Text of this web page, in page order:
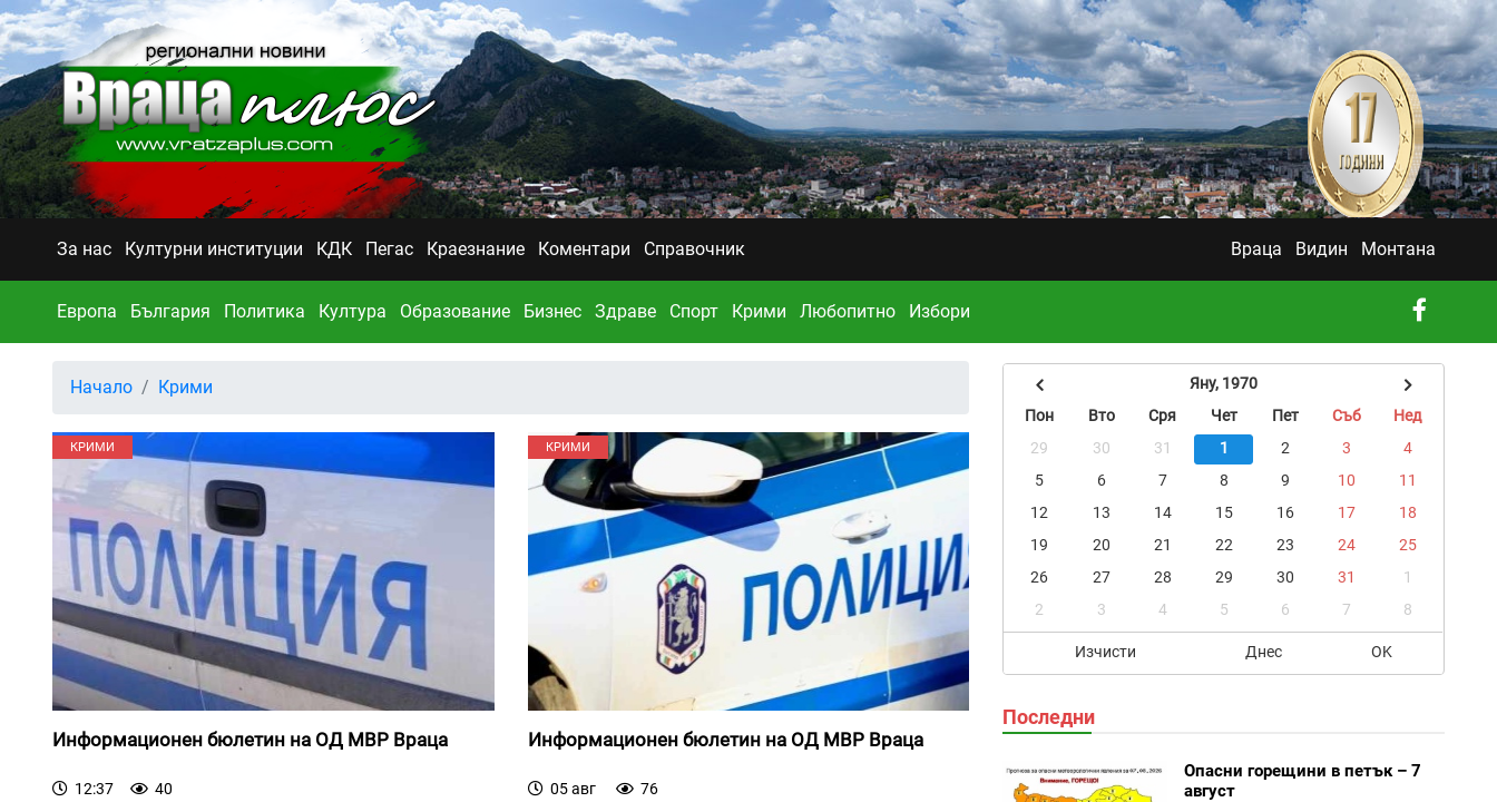
За нас Културни институции КДК Пегас Краезнание Коментари Справочник Враца Видин Монтана
Европа България Политика Култура Образование Бизнес Здраве Спорт Крими Любопитно Избори
Начало Крими
КРИМИ
Информационен бюлетин на ОД МВР Враца
12:37 40
КРИМИ
Информационен бюлетин на ОД МВР Враца
05 авг 76
Яну, 1970
Пон
Вто Сря Чет Пет Съб
Нед
29
30 31 1 2 3
4
5
6 7 8 9 10
11
12
13 14 15 16 17
18
19
20 21 22 23 24
25
26
27 28 29 30 31
1
2
3 4 5 6 7 8
Изчисти Днес OK
Последни
Опасни горещини в петък – 7
август